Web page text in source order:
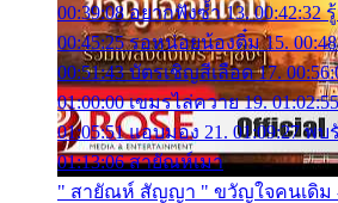
00:39:08 อยากฟังซ้ำ 13. 00:42:32
00:45:25 รอหน่อยน้องติ๋ม 15.
00:51:43 บัตรเชิญสีเลือด 17.
01:00:00 เขมรไล่ควาย 19.
01:05:51 แอบมอง 21. 01:09:27 พ
01:13:06 สายัณห์เมา
" สายัณห์ สัญญา " ขวัญใจคนเดิม -